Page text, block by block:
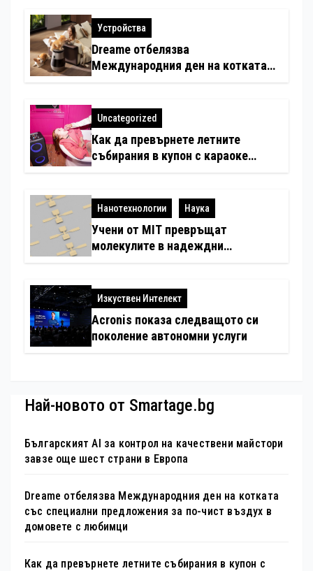
Устройства
Dreame отбелязва
Международния ден на котката
любимци
Uncategorized
Как да превърнете летните
събирания в купон с караоке
Нанотехнологии Наука
Учени от MIT превръщат
молекулите в надеждни
Изкуствен Интелект
Acronis показа следващото си
поколение автономни услуги
Най-новото от Smartage.bg
Българският AI за контрол на качествени майстори
завзе още шест страни в Европа
Dreame отбелязва Международния ден на котката
със специални предложения за по-чист въздух в
домовете с любимци
Как да превърнете летните събирания в купон с